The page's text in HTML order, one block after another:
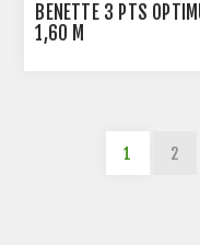
BENETTE 3 PTS
1,60 M
1 2